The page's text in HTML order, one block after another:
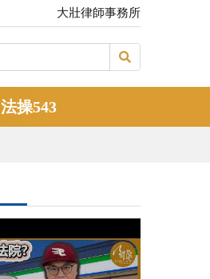
大壯律師事務所
法操543